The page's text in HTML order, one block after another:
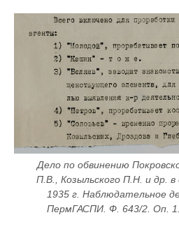
Дело по обвинению
П.В., Козыльского П.Н. и др. в
1935 г. Наблюдательное
ПермГАСПИ. Ф. 643/2. Оп.